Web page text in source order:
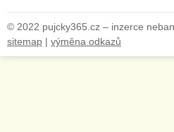
© 2022 pujcky365.cz – inzerce
sitemap | výměna odkazů